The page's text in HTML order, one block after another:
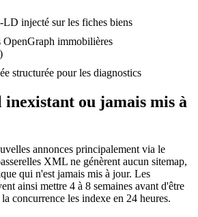
injecté sur les fiches biens
OpenGraph immobilières
structurée pour les diagnostics
inexistant ou jamais mis à
annonces principalement via le
XML ne génèrent aucun sitemap,
qui n'est jamais mis à jour. Les
ainsi mettre 4 à 8 semaines avant d'être
concurrence les indexe en 24 heures.